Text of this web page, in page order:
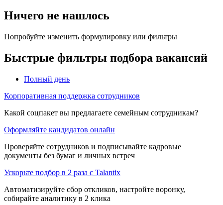
Ничего не нашлось
Попробуйте изменить формулировку или фильтры
Быстрые фильтры подбора вакансий
Полный день
Корпоративная поддержка сотрудников
Какой соцпакет вы предлагаете семейным сотрудникам?
Оформляйте кандидатов онлайн
Проверяйте сотрудников и подписывайте кадровые
документы без бумаг и личных встреч
Ускорьте подбор в 2 раза с Talantix
Автоматизируйте сбор откликов, настройте воронку,
собирайте аналитику в 2 клика